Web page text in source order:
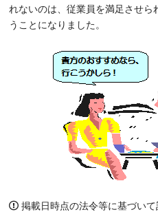
れないのは、従業員を満足させ
うことになりました。
掲載日時点の法令等に基づい